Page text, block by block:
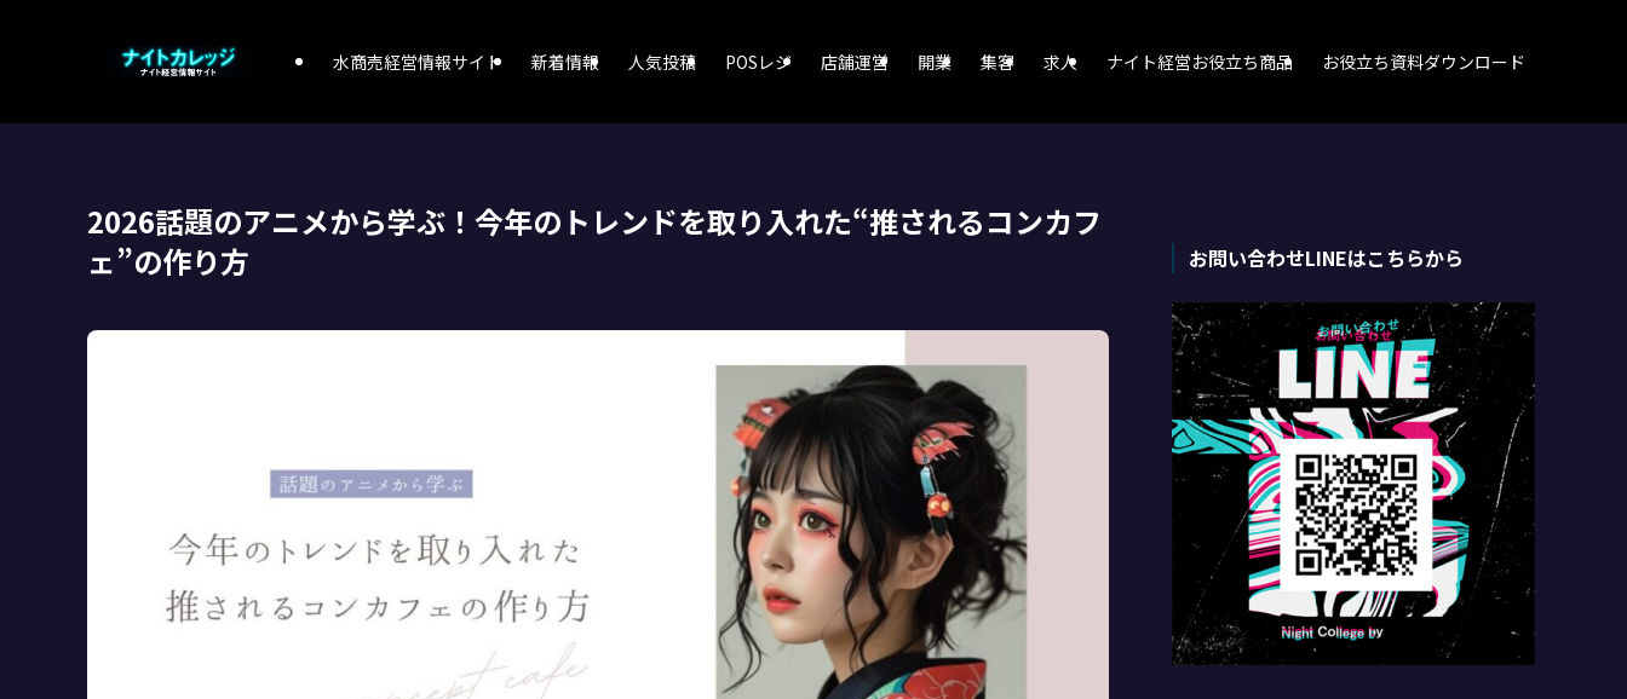
水商売経営情報サイト 新着情報 人気投稿 POSレジ 店舗運営 開業 集客 求人 ナイト経営お役立ち商品 お役立ち資料ダウンロード
2026話題のアニメから学ぶ！今年のトレンドを取り入れた“推されるコンカフ
ェ”の作り方
お問い合わせLINEはこちらから